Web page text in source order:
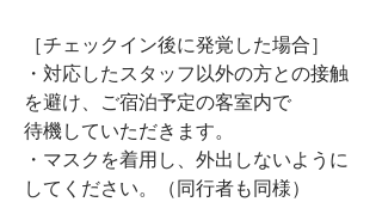
［チェックイン後に発覚した場合］
・対応したスタッフ以外の方との接触
を避け、ご宿泊予定の客室内で
待機していただきます。
・マスクを着用し、外出しないように
してください。（同行者も同様）